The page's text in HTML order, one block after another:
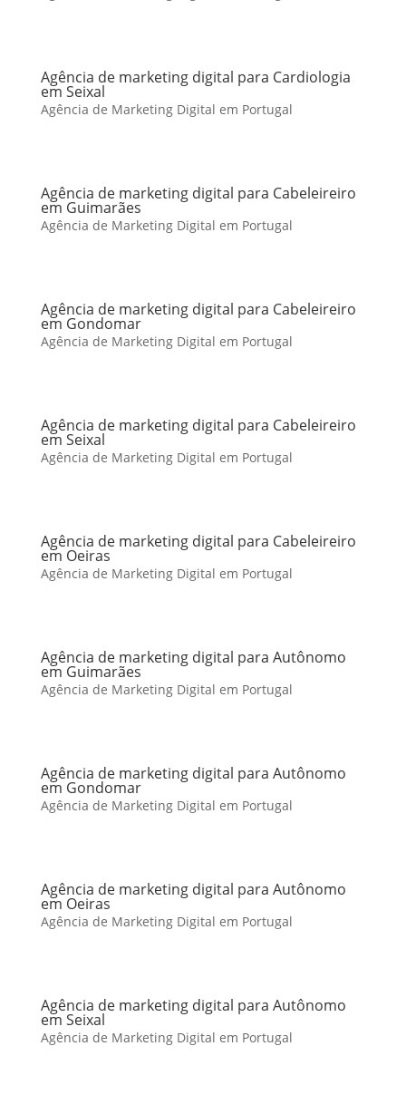
Agência de marketing digital para Cardiologia
em Seixal
Agência de Marketing Digital em Portugal
Agência de marketing digital para Cabeleireiro
em Guimarães
Agência de Marketing Digital em Portugal
Agência de marketing digital para Cabeleireiro
em Gondomar
Agência de Marketing Digital em Portugal
Agência de marketing digital para Cabeleireiro
em Seixal
Agência de Marketing Digital em Portugal
Agência de marketing digital para Cabeleireiro
em Oeiras
Agência de Marketing Digital em Portugal
Agência de marketing digital para Autônomo
em Guimarães
Agência de Marketing Digital em Portugal
Agência de marketing digital para Autônomo
em Gondomar
Agência de Marketing Digital em Portugal
Agência de marketing digital para Autônomo
em Oeiras
Agência de Marketing Digital em Portugal
Agência de marketing digital para Autônomo
em Seixal
Agência de Marketing Digital em Portugal